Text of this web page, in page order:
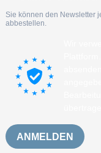
Sie können den Newsletter
abbestellen.
ANMELDEN